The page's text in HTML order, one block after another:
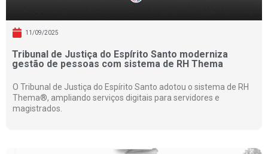
11/09/2025
Tribunal de Justiça do Espírito Santo moderniza
gestão de pessoas com sistema de RH Thema
O Tribunal de Justiça do Espírito Santo adotou o sistema de RH
Thema®, ampliando serviços digitais para servidores e
magistrados.